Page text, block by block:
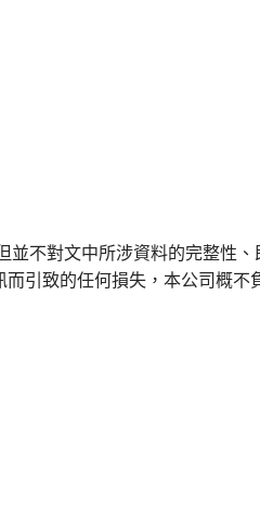
不對文中所涉資料的完整性
引致的任何損失，本公司概不